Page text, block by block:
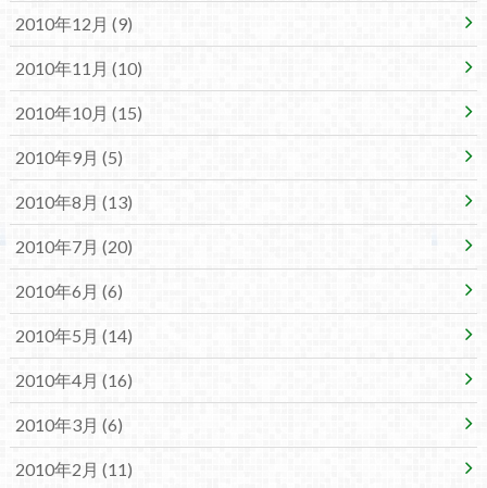
2010年12月 (9)
2010年11月 (10)
2010年10月 (15)
2010年9月 (5)
2010年8月 (13)
2010年7月 (20)
2010年6月 (6)
2010年5月 (14)
2010年4月 (16)
2010年3月 (6)
2010年2月 (11)